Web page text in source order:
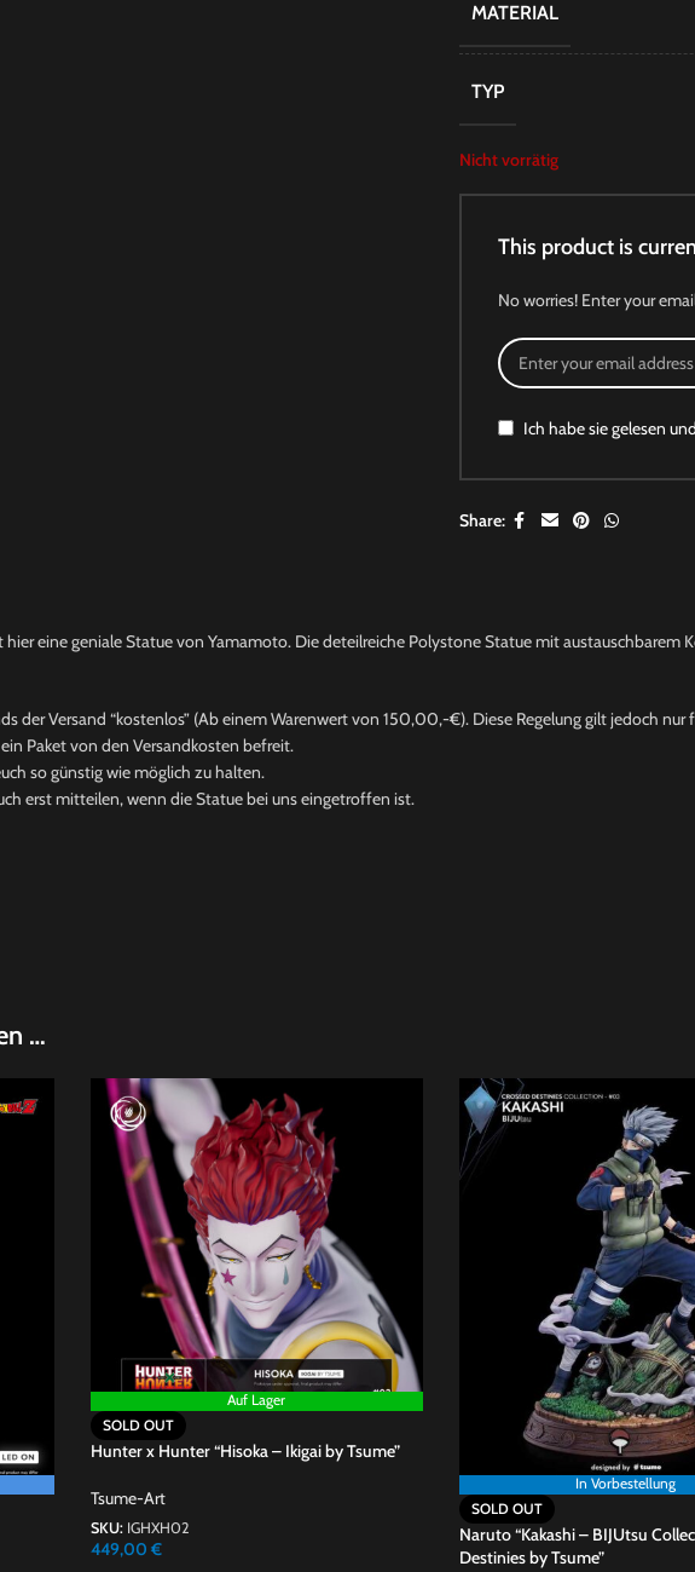
MATERIAL
TYP
Nicht vorrätig
This product is
No worries! Enter your
Ich habe sie gelesen
Share:
hier eine geniale Statue von Yamamoto. Die deteilreiche Polystone Statue mit
der Versand “kostenlos” (Ab einem Warenwert von 150,00,-€). Diese Regelung gilt jedoch
Paket von den Versandkosten befreit.
so günstig wie möglich zu halten.
erst mitteilen, wenn die Statue bei uns eingetroffen ist.
…
Auf Lager
SOLD OUT
Hunter x Hunter “Hisoka – Ikigai by Tsume”
Tsume-Art
SKU: IGHXH02
449,00 €
In Vorbestellung
SOLD OUT
Naruto “Kakashi – BIJUtsu
Destinies by Tsume”